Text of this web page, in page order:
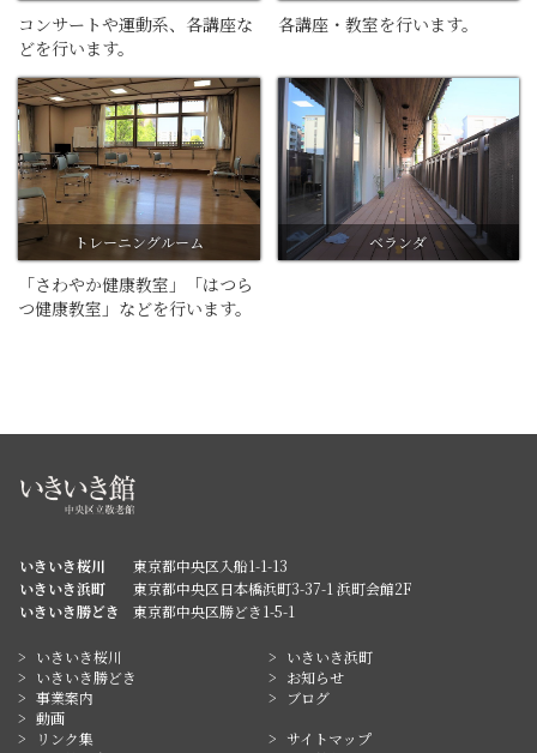
コンサートや運動系、各講座な
どを行います。
各講座・教室を行います。
トレーニングルーム
「さわやか健康教室」「はつら
つ健康教室」などを行います。
ベランダ
いきいき桜川
東京都中央区入船1-1-13
いきいき浜町
東京都中央区日本橋浜町3-37-1 浜町会館2F
いきいき勝どき
東京都中央区勝どき1-5-1
いきいき桜川
いきいき浜町
いきいき勝どき
お知らせ
事業案内
ブログ
動画
リンク集
サイトマップ